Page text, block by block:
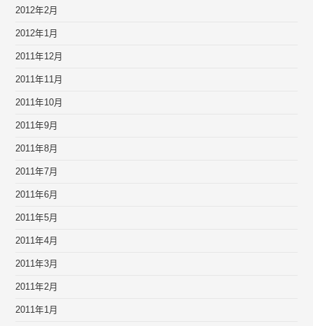
2012年2月
2012年1月
2011年12月
2011年11月
2011年10月
2011年9月
2011年8月
2011年7月
2011年6月
2011年5月
2011年4月
2011年3月
2011年2月
2011年1月